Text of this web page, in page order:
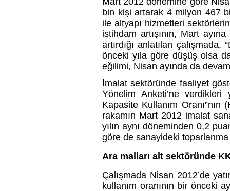
bin kişi artarak 4 milyon 467
ile altyapı hizmetleri
istihdam artışının, Mart
artırdığı anlatılan
önceki yıla göre düşüş olsa
eğilimi, Nisan ayında da
İmalat sektöründe faaliyet
Yönelim Anketi’ne verdikleri
Kapasite Kullanım
rakamın Mart 2012 imalat
yılın aynı döneminden 0,2
göre de sanayideki
Ara malları alt sektöründe
Çalışmada Nisan 2012’de
kullanım oranının bir önceki